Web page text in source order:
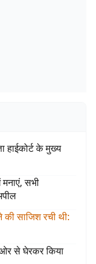
हाईकोर्ट के मुख्य
सभी
की साजिश रची थी:
ओर से घेरकर किया